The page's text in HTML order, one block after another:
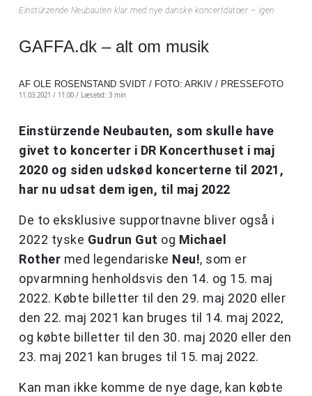
Einstürzende Neubauten klar med nye danske koncertdatoer – igen
GAFFA.dk – alt om musik
AF OLE ROSENSTAND SVIDT / FOTO: ARKIV / PRESSEFOTO
11.03.2021 / 11:00 / Læsetid: 3 min
Einstürzende Neubauten, som skulle have
givet to koncerter i DR Koncerthuset i maj
2020 og siden udskød koncerterne til 2021,
har nu udsat dem igen, til maj 2022
De to eksklusive supportnavne bliver også i
2022 tyske Gudrun Gut og Michael
Rother med legendariske Neu!, som er
opvarmning henholdsvis den 14. og 15. maj
2022. Købte billetter til den 29. maj 2020 eller
den 22. maj 2021 kan bruges til 14. maj 2022,
og købte billetter til den 30. maj 2020 eller den
23. maj 2021 kan bruges til 15. maj 2022.
Kan man ikke komme de nye dage, kan købte